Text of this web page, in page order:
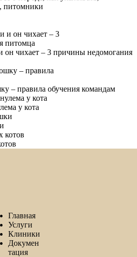
питомники
он чихает – 3 причины недомогания
– правила обучения командам
у кота
Главная
Услуги
Клиники
Докумен
тация